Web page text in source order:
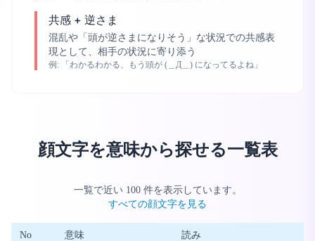
共感 + 逆さま
混乱や「頭が逆さまになりそう」な状況での共感表
現として、相手の状況に寄り添う
例: 「わかるわかる、もう頭が (＿Д＿) になってるよね」
顔文字を意味から探せる一覧表
一覧で近い 100件を表示しています。
すべての顔文字を見る
No 意味 読み